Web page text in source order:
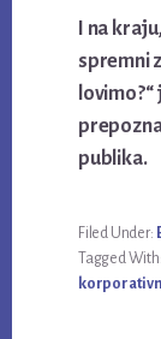
I na
spremni
publika.
Filed Under:
Tagged With: